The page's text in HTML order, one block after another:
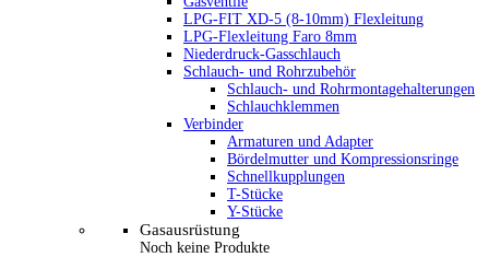
LPG-FIT XD-5 (8-10mm) Flexleitung
LPG-Flexleitung Faro 8mm
Niederdruck-Gasschlauch
Schlauch- und Rohrzubehör
Schlauch- und Rohrmontagehalterungen
Schlauchklemmen
Verbinder
Armaturen und Adapter
Bördelmutter und Kompressionsringe
Schnellkupplungen
T-Stücke
Y-Stücke
Gasausrüstung
Noch keine Produkte